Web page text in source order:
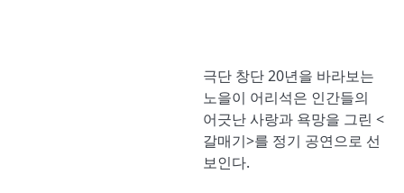
극단 창단 20년을 바라보는
노을이 어리석은 인간들의
어긋난 사랑과 욕망을 그린 <
갈매기>를 정기 공연으로 선
보인다.